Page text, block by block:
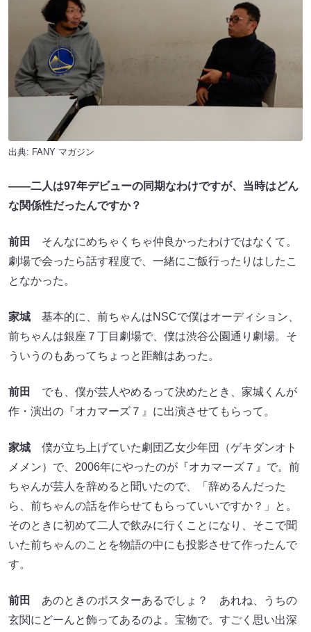
出典: FANY マガジン
――二人は97年デビューの同期なわけですが、当時はどん
な関係性だったんですか？
前田
そんなにめちゃくちゃ仲良かったわけではなくて。
劇場で会ったら話す程度で、一緒にご飯行ったりはしたこ
となかった。
家城 基本的に、前ちゃんはNSCで僕はオーディション、
前ちゃんは銀座７丁目劇場で、僕は渋谷公園通り劇場。そ
ういうのもあってちょっと距離はあった。
前田
でも、僕が芸人やめるって決めたとき、家城くんが
作・演出の『オカマーズ７』に出演させてもらって。
家城 僕が立ち上げていた劇団乙女少年団（ゲキダンオト
メメン）で、2006年にやったのが『オカマーズ７』で。前
ちゃんが芸人を辞めると聞いたので、「辞めるんだった
ら、前ちゃんの話を作らせてもらっていいですか？」と。
そのときに初めて二人で飲みに行くことになり、そこで聞
いた前ちゃんのことを物語の中にも投影させて作ったんで
す。
前田
あのときのポスターあるでしょ？ あれね、うちの
玄関にどーんと飾ってあるのよ。宝物で。すごく思い出深